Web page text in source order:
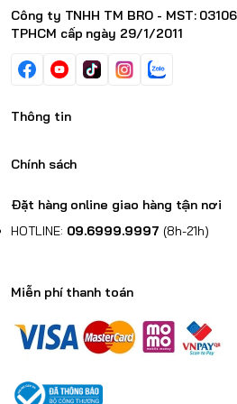
Công ty TNHH TM BRO - MST:
TPHCM cấp ngày 29/1/2011
Thông tin
Chính sách
Đặt hàng online giao hàng tận nơi
HOTLINE: 09.6999.9997 (8h-21h)
Miễn phí thanh toán